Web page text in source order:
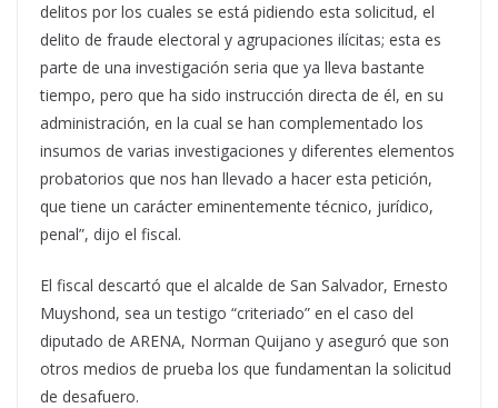
delitos por los cuales se está pidiendo esta solicitud, el
delito de fraude electoral y agrupaciones ilícitas; esta es
parte de una investigación seria que ya lleva bastante
tiempo, pero que ha sido instrucción directa de él, en su
administración, en la cual se han complementado los
insumos de varias investigaciones y diferentes elementos
probatorios que nos han llevado a hacer esta petición,
que tiene un carácter eminentemente técnico, jurídico,
penal”, dijo el fiscal.
El fiscal descartó que el alcalde de San Salvador, Ernesto
Muyshond, sea un testigo “criteriado” en el caso del
diputado de ARENA, Norman Quijano y aseguró que son
otros medios de prueba los que fundamentan la solicitud
de desafuero.